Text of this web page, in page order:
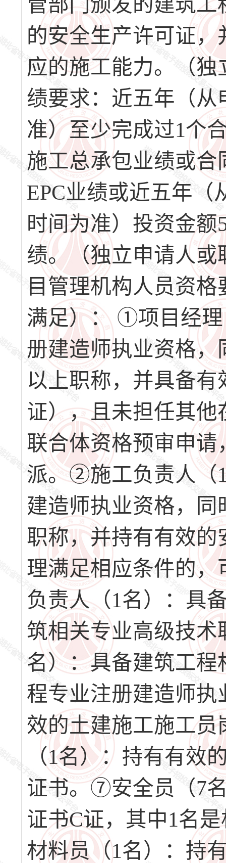
的安全生产许可证
应的施工能力。（
绩要求：近五年（
准）至少完成过1个
施工总承包业绩或合
EPC业绩或近五年
时间为准）投资金
绩。（独立申请人
目管理机构人员资
满足）： ①项目经
册建造师执业资格
以上职称，并具备
证），且未担任其
联合体资格预审申
派。②施工负责人（
建造师执业资格，
职称，并持有有效
理满足相应条件的
负责人（1名）：具
筑相关专业高级技
名）：具备建筑工
程专业注册建造师
效的土建施工施工
（1名）：持有有效
证书。⑦安全员（7
证书C证，其中1名
材料员（1名）：持